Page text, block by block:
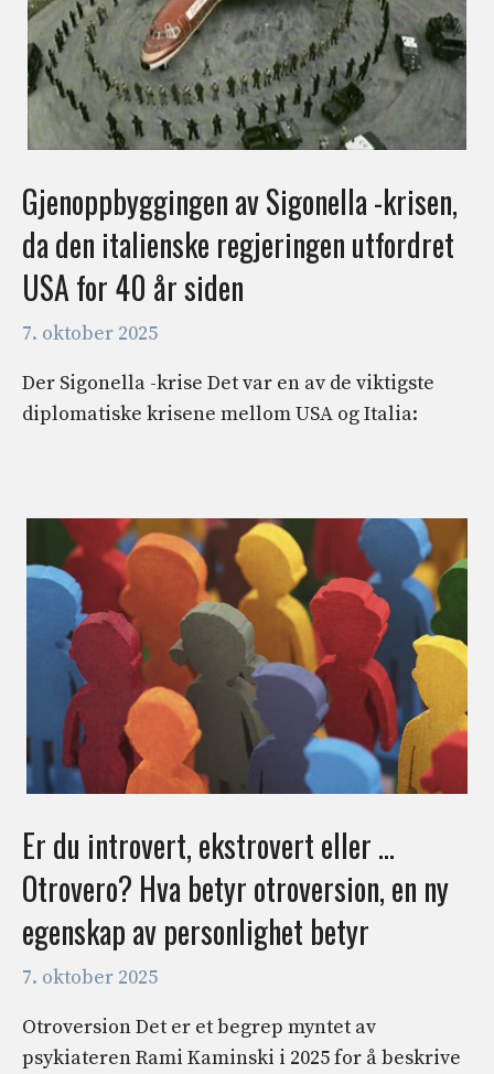
Gjenoppbyggingen av Sigonella -krisen,
da den italienske regjeringen utfordret
USA for 40 år siden
7. oktober 2025
Der Sigonella -krise Det var en av de viktigste
diplomatiske krisene mellom USA og Italia:
Er du introvert, ekstrovert eller …
Otrovero? Hva betyr otroversion, en ny
egenskap av personlighet betyr
7. oktober 2025
Otroversion Det er et begrep myntet av
psykiateren Rami Kaminski i 2025 for å beskrive